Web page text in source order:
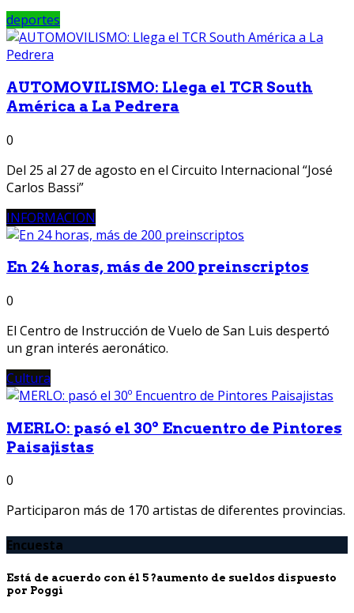
deportes
AUTOMOVILISMO: Llega el TCR South
América a La Pedrera
0
Del 25 al 27 de agosto en el Circuito Internacional “José
Carlos Bassi”
INFORMACION
En 24 horas, más de 200 preinscriptos
0
El Centro de Instrucción de Vuelo de San Luis despertó
un gran interés aeronático.
Cultura
MERLO: pasó el 30º Encuentro de Pintores
Paisajistas
0
Participaron más de 170 artistas de diferentes provincias.
Encuesta
Está de acuerdo con él 5 ?aumento de sueldos dispuesto
por Poggi